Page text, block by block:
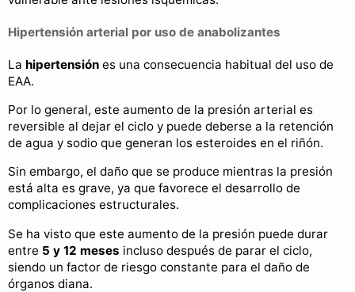
Hipertensión arterial por uso de anabolizantes
La hipertensión es una consecuencia habitual del uso de
EAA.
Por lo general, este aumento de la presión arterial es
reversible al dejar el ciclo y puede deberse a la retención
de agua y sodio que generan los esteroides en el riñón.
Sin embargo, el daño que se produce mientras la presión
está alta es grave, ya que favorece el desarrollo de
complicaciones estructurales.
Se ha visto que este aumento de la presión puede durar
entre 5 y 12 meses incluso después de parar el ciclo,
siendo un factor de riesgo constante para el daño de
órganos diana.